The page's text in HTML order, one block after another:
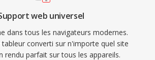
web universel
dans tous les navigateurs modernes.
converti sur n'importe quel site
rendu parfait sur tous les appareils.